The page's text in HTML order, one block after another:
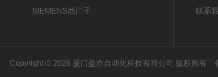
SIEMENS西门子 联系
Copyright © 2026 厦门盈亦自动化科技有限公司 版权所有